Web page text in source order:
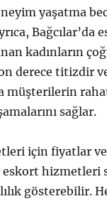
yaşatma
Bağcılar’da
kadınların
derece titizdir
müşterilerin
sağlar.
için fiyatlar
eskort hizmetleri
gösterebilir.